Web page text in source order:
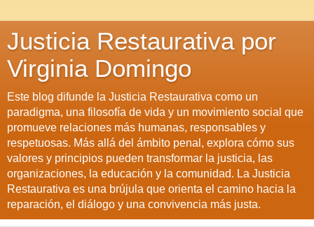
Justicia Restaurativa por
Virginia Domingo
Este blog difunde la Justicia Restaurativa como un
paradigma, una filosofía de vida y un movimiento social que
promueve relaciones más humanas, responsables y
respetuosas. Más allá del ámbito penal, explora cómo sus
valores y principios pueden transformar la justicia, las
organizaciones, la educación y la comunidad. La Justicia
Restaurativa es una brújula que orienta el camino hacia la
reparación, el diálogo y una convivencia más justa.